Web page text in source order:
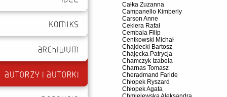
Całka Zuzanna
Campanello Kimberly
Carson Anne
Cekiera Rafał
Cembala Filip
Centkowski Michał
Chajdecki Bartosz
Chajęcka Patrycja
Chamczyk Izabela
Charnas Tomasz
Cheradmand Faride
Chłopek Ryszard
Chłopek Agata